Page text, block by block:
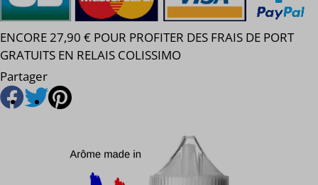
ENCORE 27,90 € POUR PROFITER DES FRAIS DE PORT
GRATUITS EN RELAIS COLISSIMO
Partager